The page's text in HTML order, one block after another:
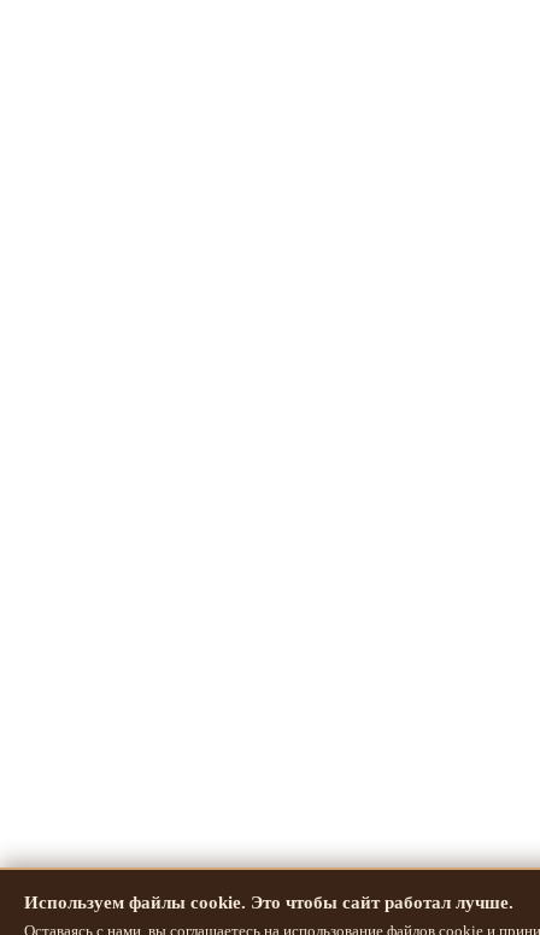
Используем файлы cookie. Это чтобы сайт работал лучше.
Оставаясь с нами, вы соглашаетесь на использование файлов cookie и